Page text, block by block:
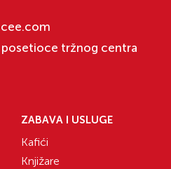
posetioce tržnog centra
ZABAVA I USLUGE
Kafići
Knjižare